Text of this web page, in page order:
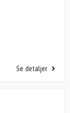
Se detaljer